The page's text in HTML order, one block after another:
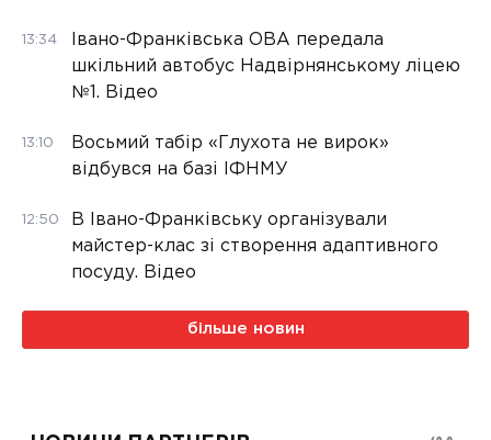
13:34
Івано-Франківська ОВА передала
шкільний автобус Надвірнянському ліцею
№1. Відео
13:10
Восьмий табір «Глухота не вирок»
відбувся на базі ІФНМУ
12:50
В Івано-Франківську організували
майстер-клас зі створення адаптивного
посуду. Відео
більше новин